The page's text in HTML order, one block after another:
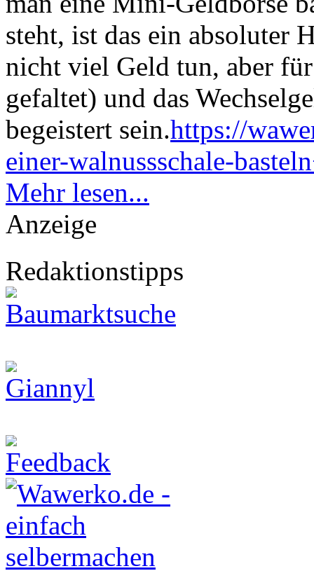
steht, ist das ein absoluter
nicht viel Geld tun, aber
gefaltet) und das
begeistert sein.https://
einer-walnussschale-
Mehr lesen...
Anzeige
Redaktionstipps